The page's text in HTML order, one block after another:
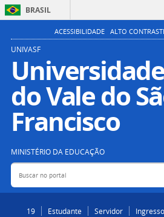
BRASIL
ACESSIBILIDADE ALTO
UNIVASF
do Vale do
Francisco
MINISTÉRIO DA EDUCAÇÃO
Buscar no portal
19
Estudante Servidor Ingresso